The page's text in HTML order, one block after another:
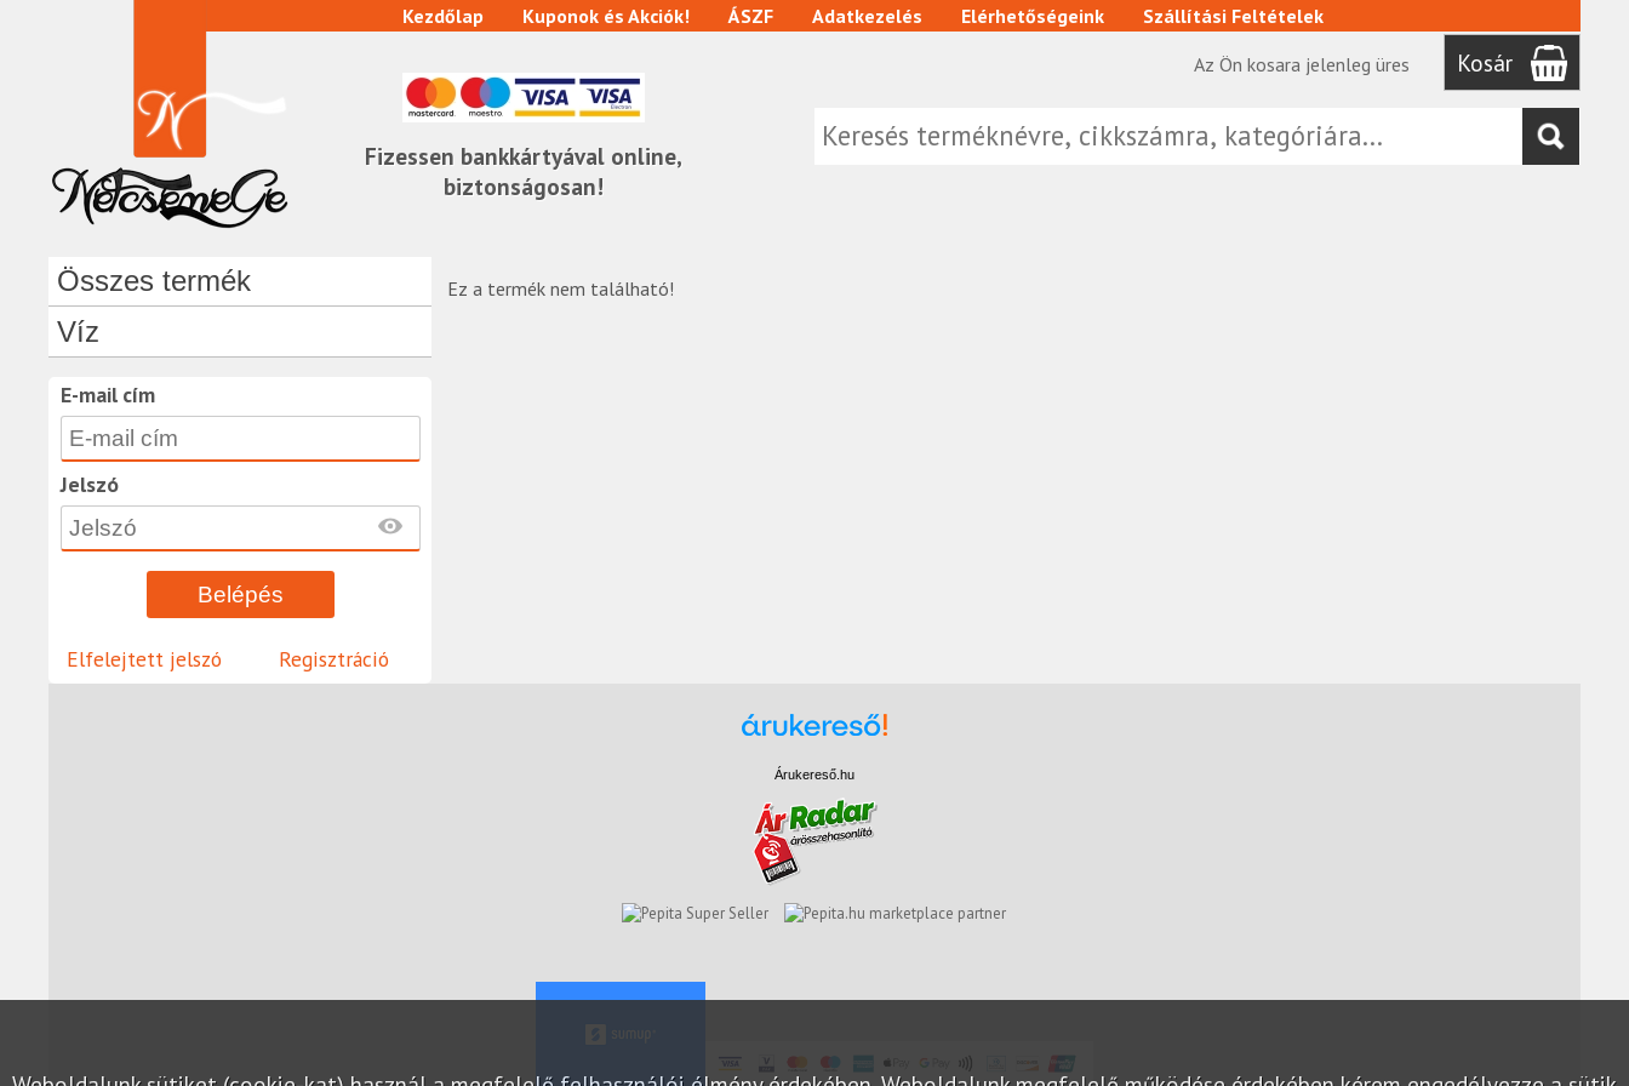
Fizessen bankkártyával online,
biztonságosan!
Kezdőlap Kuponok és Akciók! ÁSZF Adatkezelés Elérhetőségeink
Szállítási Feltételek
Az Ön kosara jelenleg üres
Kosár
Összes termék
Víz
E-mail cím
Jelszó
Elfelejtett jelszó Regisztráció
Ez a termék nem található!
Árukereső.hu
marketplace partner